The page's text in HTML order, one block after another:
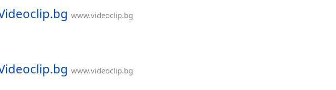
www.videoclip.bg
www.videoclip.bg